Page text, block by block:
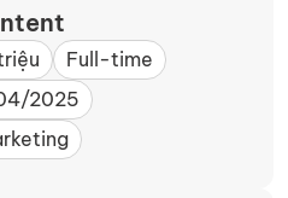
Full-time
2025